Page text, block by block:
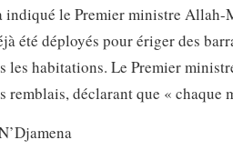
indiqué le Premier ministre
été déployés pour ériger des
les habitations. Le Premier
remblais, déclarant que « chaque